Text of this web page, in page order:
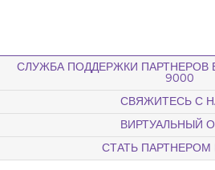
СЛУЖБА ПОДДЕРЖКИ ПАРТНЕРОВ
9000
СВЯЖИТЕСЬ С
ВИРТУАЛЬНЫЙ
СТАТЬ ПАРТНЕРОМ